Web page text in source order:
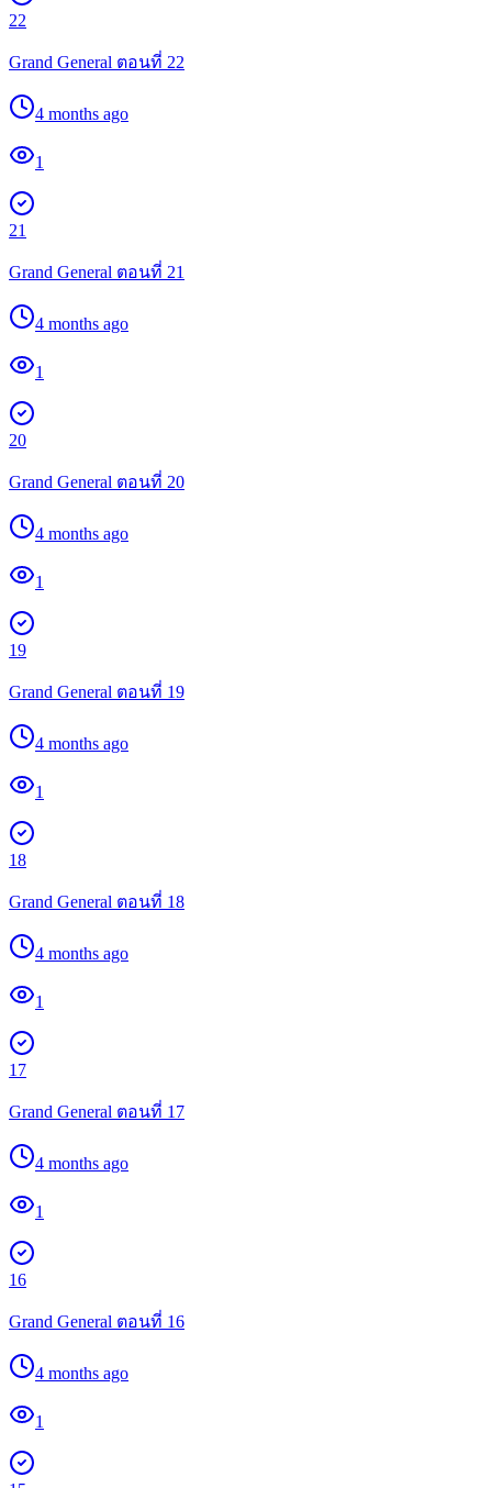
22
Grand General ตอนที่ 22
4 months ago
1
21
Grand General ตอนที่ 21
4 months ago
1
20
Grand General ตอนที่ 20
4 months ago
1
19
Grand General ตอนที่ 19
4 months ago
1
18
Grand General ตอนที่ 18
4 months ago
1
17
Grand General ตอนที่ 17
4 months ago
1
16
Grand General ตอนที่ 16
4 months ago
1